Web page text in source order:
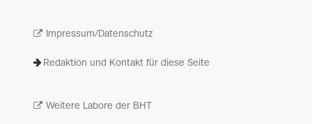
Impressum/Datenschutz
Redaktion und Kontakt für diese Seite
Weitere Labore der BHT